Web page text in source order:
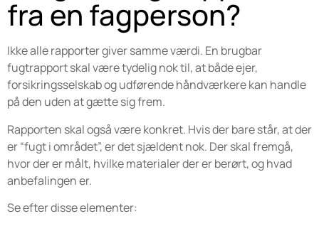
fra en fagperson?
Ikke alle rapporter giver samme værdi. En brugbar
fugtrapport skal være tydelig nok til, at både ejer,
forsikringsselskab og udførende håndværkere kan handle
på den uden at gætte sig frem.
Rapporten skal også være konkret. Hvis der bare står, at der
er “fugt i området”, er det sjældent nok. Der skal fremgå,
hvor der er målt, hvilke materialer der er berørt, og hvad
anbefalingen er.
Se efter disse elementer: